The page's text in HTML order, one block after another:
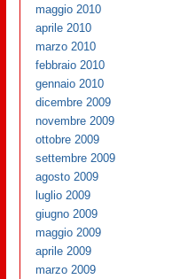
maggio 2010
aprile 2010
marzo 2010
febbraio 2010
gennaio 2010
dicembre 2009
novembre 2009
ottobre 2009
settembre 2009
agosto 2009
luglio 2009
giugno 2009
maggio 2009
aprile 2009
marzo 2009